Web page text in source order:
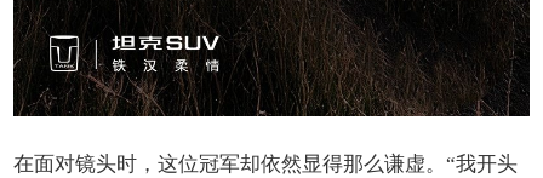
在面对镜头时，这位冠军却依然显得那么谦虚。“我开头